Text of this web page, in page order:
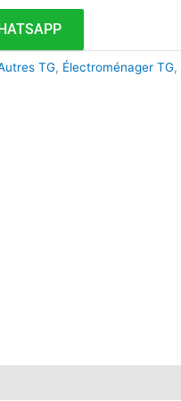
TG, Électroménager TG,